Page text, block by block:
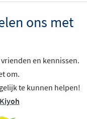
ons met
en kennissen.
om.
te kunnen helpen!